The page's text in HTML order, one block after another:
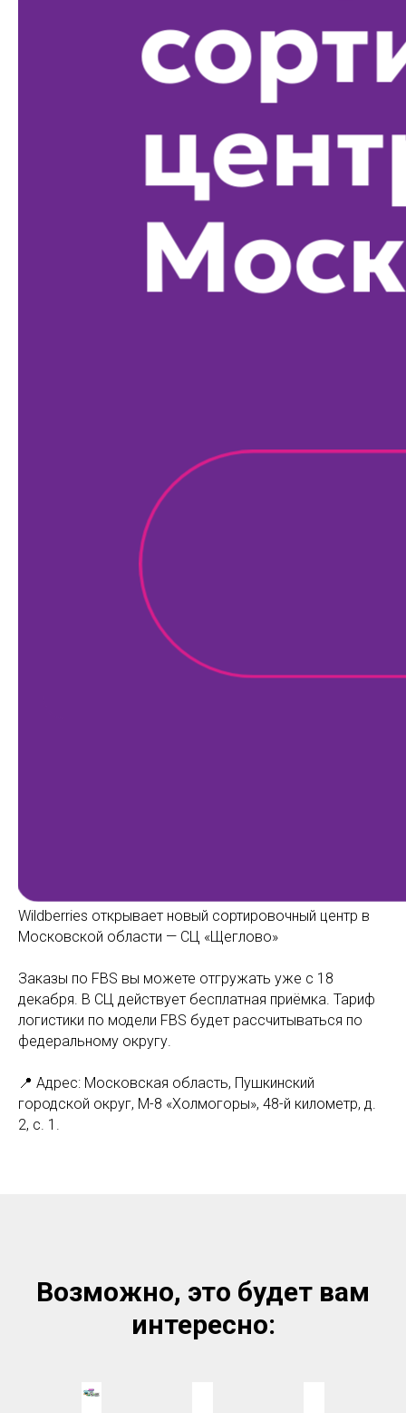
Wildberries открывает новый сортировочный центр в
Московской области — СЦ «Щеглово»
Заказы по FBS вы можете отгружать уже с 18
декабря. В СЦ действует бесплатная приёмка. Тариф
логистики по модели FBS будет рассчитываться по
федеральному округу.
📍 Адрес: Московская область, Пушкинский
городской округ, М-8 «Холмогоры», 48-й километр, д.
2, с. 1.
Возможно, это будет вам
интересно: